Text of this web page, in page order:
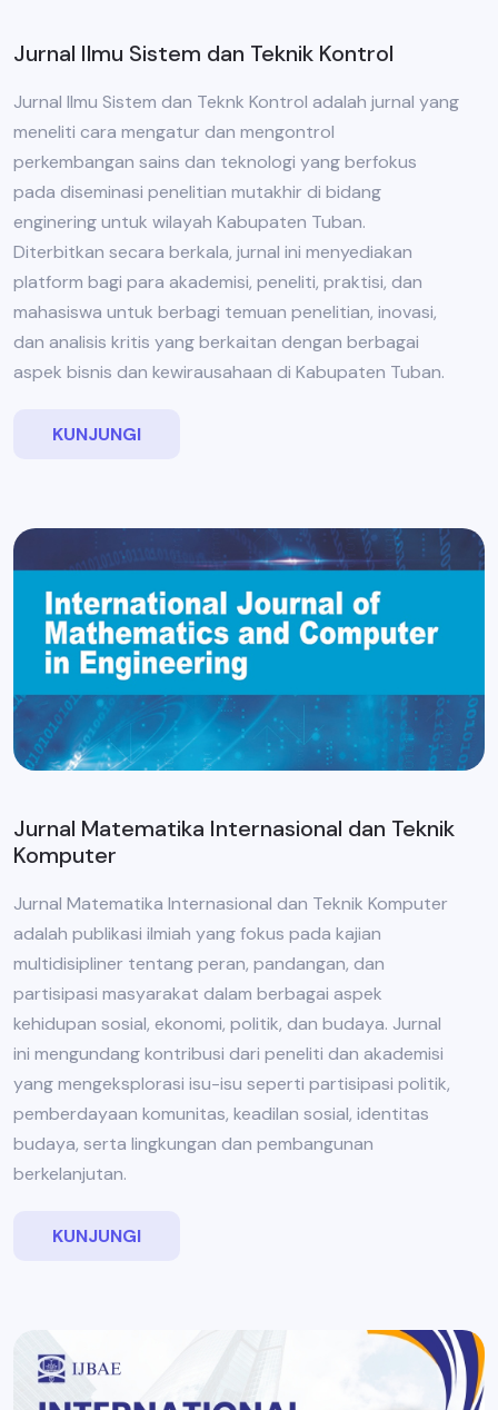
Jurnal Ilmu Sistem dan Teknik Kontrol
Jurnal Ilmu Sistem dan Teknk Kontrol adalah jurnal yang
meneliti cara mengatur dan mengontrol
perkembangan sains dan teknologi yang berfokus
pada diseminasi penelitian mutakhir di bidang
enginering untuk wilayah Kabupaten Tuban.
Diterbitkan secara berkala, jurnal ini menyediakan
platform bagi para akademisi, peneliti, praktisi, dan
mahasiswa untuk berbagi temuan penelitian, inovasi,
dan analisis kritis yang berkaitan dengan berbagai
aspek bisnis dan kewirausahaan di Kabupaten Tuban.
KUNJUNGI
Jurnal Matematika Internasional dan Teknik
Komputer
Jurnal Matematika Internasional dan Teknik Komputer
adalah publikasi ilmiah yang fokus pada kajian
multidisipliner tentang peran, pandangan, dan
partisipasi masyarakat dalam berbagai aspek
kehidupan sosial, ekonomi, politik, dan budaya. Jurnal
ini mengundang kontribusi dari peneliti dan akademisi
yang mengeksplorasi isu-isu seperti partisipasi politik,
pemberdayaan komunitas, keadilan sosial, identitas
budaya, serta lingkungan dan pembangunan
berkelanjutan.
KUNJUNGI